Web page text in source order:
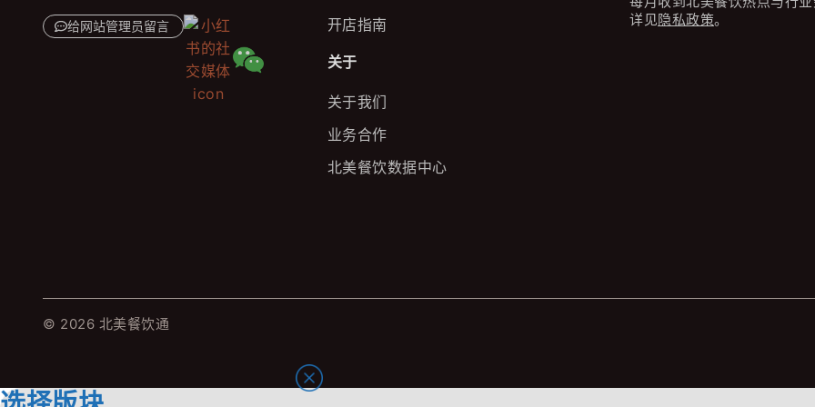
给网站管理员留言
开店指南
关于
关于我们
业务合作
北美餐饮数据中心
详见隐私政策。
© 2026 北美餐饮通